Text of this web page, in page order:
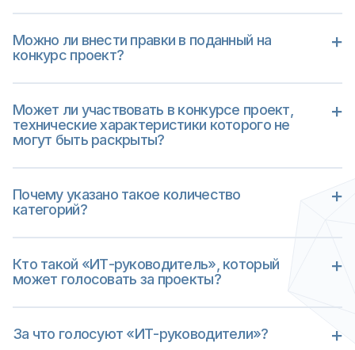
Можно ли внести правки в поданный на
конкурс проект?
модератору. Они будут внесены после
дополнительной проверки.
Может ли участвовать в конкурсе проект,
технические характеристики которого не
могут быть раскрыты?
Почему указано такое количество
категорий?
будет сформировано, когда все проекты
будут приняты на конкурс. В одной
категории не может быть меньше трех
проектов, поэтому там, где проектов
удаляться, а проекты переноситься в
Кто такой «ИТ-руководитель», который
может голосовать за проекты?
являетесь CIO, CTO, CSO, CDO или
занимаете другую аналогичную
За что голосуют «ИТ-руководители»?